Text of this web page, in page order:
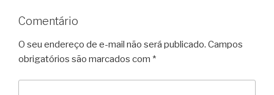
Comentário
O seu endereço de e-mail não será publicado. Campos
obrigatórios são marcados com *